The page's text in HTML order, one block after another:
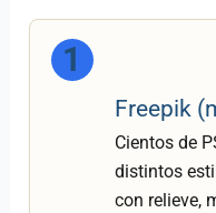
1
Freepik
Cientos de
distintos
con relieve,